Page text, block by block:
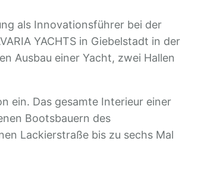
als Innovationsführer bei der
YACHTS in Giebelstadt in der
Ausbau einer Yacht, zwei Hallen
ein. Das gesamte Interieur einer
Bootsbauern des
Lackierstraße bis zu sechs Mal